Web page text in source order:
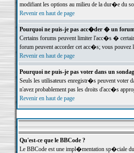
modifiant les options au milieu de la dur�e du
Revenir en haut de page
Pourquoi ne puis-je pas acc�der � un
Certains forums peuvent limiter l'acc�s �
forum peuvent accorder cet acc�s; vous pouvez
Revenir en haut de page
Pourquoi ne puis-je pas voter dans un
Seuls les utilisateurs enregistr�s peuvent voter
n'avez probablement pas les droits d'acc�s
Revenir en haut de page
Qu'est-ce que le BBCode ?
Le BBCode est une impl�mentation sp�ciale